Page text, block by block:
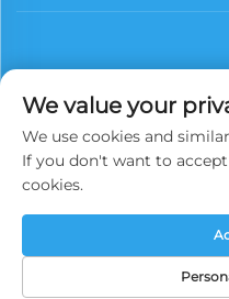
Երկրագրական Աշտարակ
պաշտպանված են։
We value your
We use cookies and
If you don't want to
cookies.